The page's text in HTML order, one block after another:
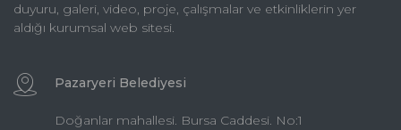
duyuru, galeri, video, proje, çalışmalar ve etkinliklerin yer
aldığı kurumsal web sitesi.
Pazaryeri Belediyesi
Doğanlar mahallesi. Bursa Caddesi. No:1